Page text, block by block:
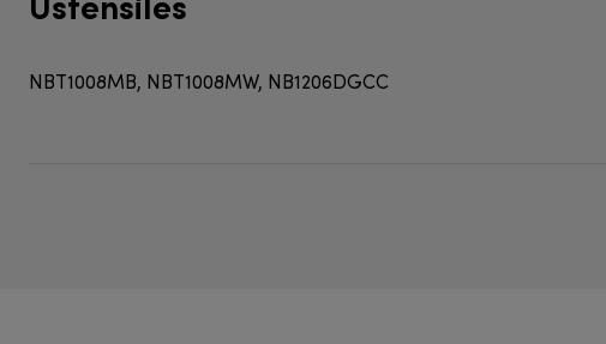
NBT1008MB, NBT1008MW, NB1206DGCC